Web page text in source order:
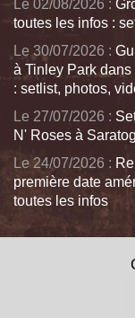
Le 02/08/2026 :
toutes les infos :
Le 30/07/2026 :
à Tinley Park
: setlist, photos,
Le 27/07/2026 :
N' Roses à
Le 24/07/2026 :
première date
toutes les infos